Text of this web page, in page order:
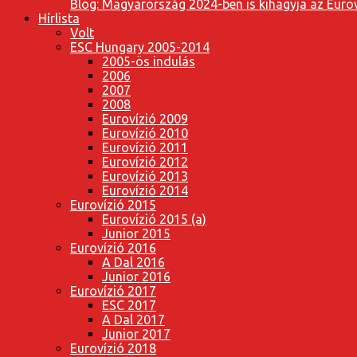
Blog: Magyarország 2024-ben is kihagyja az
Hírlista
Volt
ESC Hungary 2005-2014
2005-ös indulás
2006
2007
2008
Eurovízió 2009
Eurovízió 2010
Eurovízió 2011
Eurovízió 2012
Eurovízió 2013
Eurovízió 2014
Eurovízió 2015
Eurovízió 2015 (a)
Junior 2015
Eurovízió 2016
A Dal 2016
Junior 2016
Eurovízió 2017
ESC 2017
A Dal 2017
Junior 2017
Eurovízió 2018